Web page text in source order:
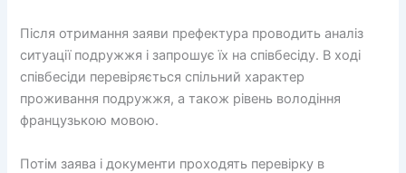
Після отримання заяви префектура проводить аналіз
ситуації подружжя і запрошує їх на співбесіду. В ході
співбесіди перевіряється спільний характер
проживання подружжя, а також рівень володіння
французькою мовою.
Потім заява і документи проходять перевірку в